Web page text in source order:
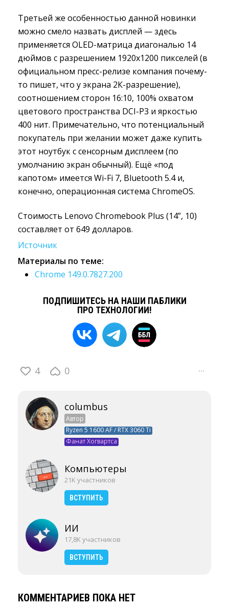
Третьей же особенностью данной новинки
можно смело назвать дисплей — здесь
применяется OLED-матрица диагональю 14
дюймов с разрешением 1920х1200 пикселей (в
официальном пресс-релизе компания почему-
то пишет, что у экрана 2К-разрешение),
соотношением сторон 16:10, 100% охватом
цветового пространства DCI-P3 и яркостью
400 нит. Примечательно, что потенциальный
покупатель при желании может даже купить
этот ноутбук с сенсорным дисплеем (по
умолчанию экран обычный). Ещё «под
капотом» имеется Wi-Fi 7, Bluetooth 5.4 и,
конечно, операционная система ChromeOS.
Стоимость Lenovo Chromebook Plus (14”, 10)
составляет от 649 долларов.
Источник
Материалы по теме:
Chrome 149.0.7827.200
ПОДПИШИТЕСЬ НА НАШИ ПАБЛИКИ
ПРО ТЕХНОЛОГИИ!
4 0 ···
columbus
Автор
Ryzen 5 1600 AF / RTX 3060 Ti
Фанат Хогвартса
Компьютеры
21K участников
ВСТУПИТЬ
ИИ
17,8K участников
ВСТУПИТЬ
КОММЕНТАРИЕВ ПОКА НЕТ